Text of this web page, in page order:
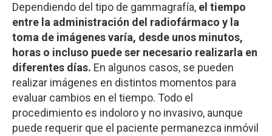
Dependiendo del tipo de gammagrafía, el tiempo
entre la administración del radiofármaco y la
toma de imágenes varía, desde unos minutos,
horas o incluso puede ser necesario realizarla en
diferentes días. En algunos casos, se pueden
realizar imágenes en distintos momentos para
evaluar cambios en el tiempo. Todo el
procedimiento es indoloro y no invasivo, aunque
puede requerir que el paciente permanezca inmóvil